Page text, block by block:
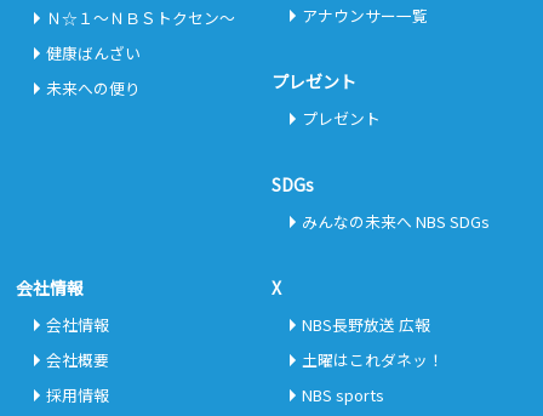
Ｎ☆１～ＮＢＳトクセン～
健康ばんざい
未来への便り
アナウンサー一覧
プレゼント
プレゼント
SDGs
みんなの未来へ NBS SDGs
会社情報
会社情報
会社概要
採用情報
X
NBS長野放送 広報
土曜はこれダネッ！
NBS sports